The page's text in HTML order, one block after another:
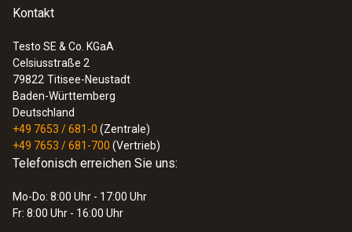
Kontakt
Testo SE & Co. KGaA
Celsiusstraße 2
79822 Titisee-Neustadt
Baden-Württemberg
Deutschland
+49 7653 / 681-0 (Zentrale)
+49 7653 / 681-700 (Vertrieb)
Telefonisch erreichen Sie uns:
Mo-Do: 8:00 Uhr - 17:00 Uhr
Fr: 8:00 Uhr - 16:00 Uhr